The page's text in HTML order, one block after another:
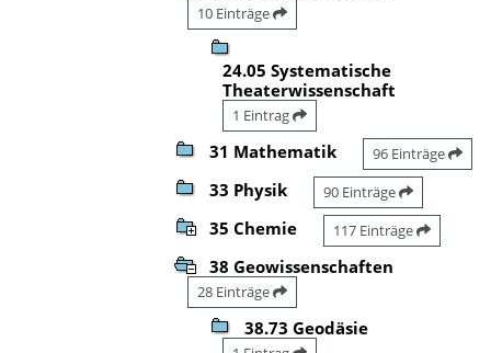
10 Einträge
24.05 Systematische
Theaterwissenschaft
1 Eintrag
31 Mathematik 96 Einträge
33 Physik 90 Einträge
35 Chemie 117 Einträge
38 Geowissenschaften
28 Einträge
38.73 Geodäsie